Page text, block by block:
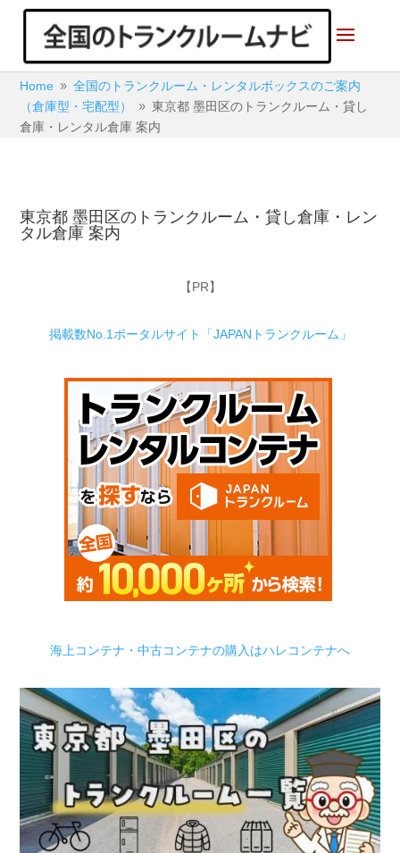
Home 9 全国のトランクルーム・レンタルボックスのご案内
（倉庫型・宅配型）
9 東京都 墨田区のトランクルーム・貸し
倉庫・レンタル倉庫 案内
東京都 墨田区のトランクルーム・貸し倉庫・レン
タル倉庫 案内
【PR】
掲載数No.1ポータルサイト「JAPANトランクルーム」
海上コンテナ・中古コンテナの購入はハレコンテナへ